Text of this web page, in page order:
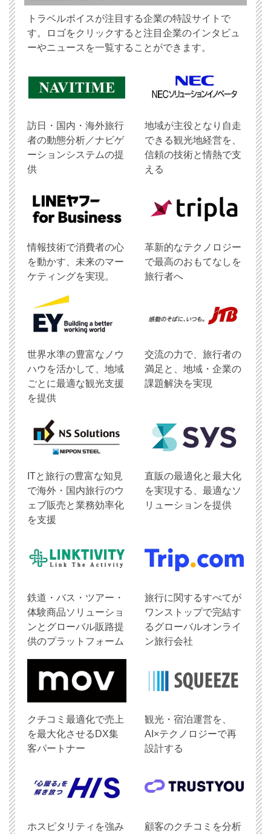
トラベルボイスが注目する企業の特設サイトで
す。ロゴをクリックすると注目企業のインタビュ
ーやニュースを一覧することができます。
訪日・国内・海外旅行
者の動態分析／ナビゲ
ーションシステムの提
供
地域が主役となり自走
できる観光地経営を、
信頼の技術と情熱で支
える
情報技術で消費者の心
を動かす、未来のマー
ケティングを実現。
革新的なテクノロジー
で最高のおもてなしを
旅行者へ
世界水準の豊富なノウ
ハウを活かして、地域
ごとに最適な観光支援
を提供
交流の力で、旅行者の
満足と、地域・企業の
課題解決を実現
ITと旅行の豊富な知見
で海外・国内旅行のウ
ェブ販売と業務効率化
を支援
直販の最適化と最大化
を実現する、最適なソ
リューションを提供
鉄道・バス・ツアー・
体験商品ソリューショ
ンとグローバル販路提
供のプラットフォーム
旅行に関するすべてが
ワンストップで完結す
るグローバルオンライ
ン旅行会社
クチコミ最適化で売上
を最大化させるDX集
客パートナー
観光・宿泊運営を、
AI×テクノロジーで再
設計する
ホスピタリティを強み 顧客のクチコミを分析